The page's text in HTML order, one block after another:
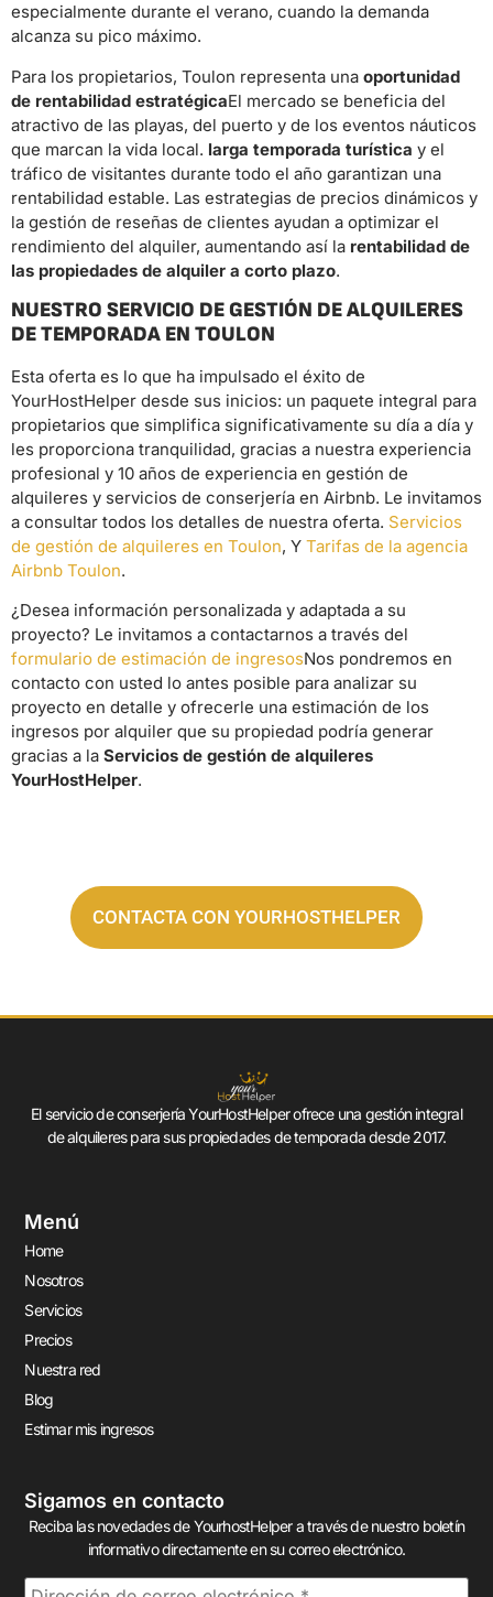
especialmente durante el verano, cuando la demanda
alcanza su pico máximo.
Para los propietarios, Toulon representa una oportunidad
de rentabilidad estratégicaEl mercado se beneficia del
atractivo de las playas, del puerto y de los eventos náuticos
que marcan la vida local. larga temporada turística y el
tráfico de visitantes durante todo el año garantizan una
rentabilidad estable. Las estrategias de precios dinámicos y
la gestión de reseñas de clientes ayudan a optimizar el
rendimiento del alquiler, aumentando así la rentabilidad de
las propiedades de alquiler a corto plazo.
NUESTRO SERVICIO DE GESTIÓN DE ALQUILERES
DE TEMPORADA EN TOULON
Esta oferta es lo que ha impulsado el éxito de
YourHostHelper desde sus inicios: un paquete integral para
propietarios que simplifica significativamente su día a día y
les proporciona tranquilidad, gracias a nuestra experiencia
profesional y 10 años de experiencia en gestión de
alquileres y servicios de conserjería en Airbnb. Le invitamos
a consultar todos los detalles de nuestra oferta. Servicios
de gestión de alquileres en Toulon, Y Tarifas de la agencia
Airbnb Toulon.
¿Desea información personalizada y adaptada a su
proyecto? Le invitamos a contactarnos a través del
formulario de estimación de ingresosNos pondremos en
contacto con usted lo antes posible para analizar su
proyecto en detalle y ofrecerle una estimación de los
ingresos por alquiler que su propiedad podría generar
gracias a la Servicios de gestión de alquileres
YourHostHelper.
CONTACTA CON YOURHOSTHELPER
El servicio de conserjería YourHostHelper ofrece una gestión integral
de alquileres para sus propiedades de temporada desde 2017.
Menú
Home
Nosotros
Servicios
Precios
Nuestra red
Blog
Estimar mis ingresos
Sigamos en contacto
Reciba las novedades de YourhostHelper a través de nuestro boletín
informativo directamente en su correo electrónico.